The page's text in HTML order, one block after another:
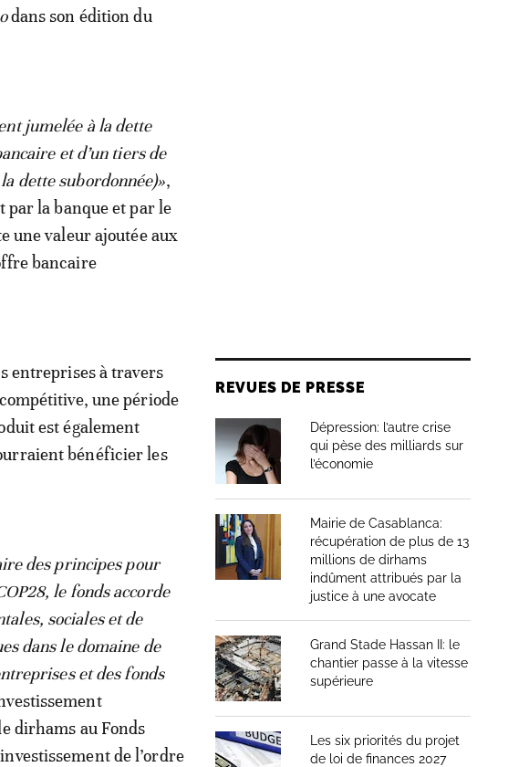
dans son édition du
jumelée à la dette
et d’un tiers de
dette subordonnée)»,
la banque et par le
une valeur ajoutée aux
bancaire
entreprises à travers
une période
est également
bénéficier les
des principes pour
le fonds accorde
sociales et de
dans le domaine de
et des fonds
dirhams au Fonds
de l’ordre
REVUES DE PRESSE
Dépression: l’autre crise
qui pèse des milliards sur
l’économie
Mairie de Casablanca:
récupération de plus de 13
millions de dirhams
indûment attribués par la
justice à une avocate
Grand Stade Hassan II: le
chantier passe à la vitesse
supérieure
Les six priorités du projet
de loi de finances 2027